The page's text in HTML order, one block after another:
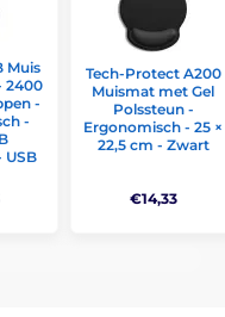
Muis
2400
-
-
USB
Tech-Protect A200
Muismat met Gel
Polssteun -
Ergonomisch - 25 ×
22,5 cm - Zwart
€14,33